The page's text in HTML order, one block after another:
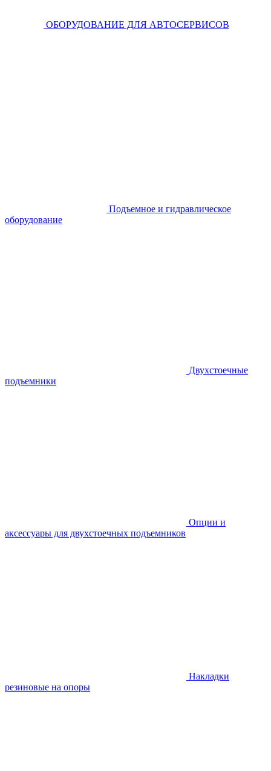
ОБОРУДОВАНИЕ ДЛЯ АВТОСЕРВИСОВ
Подъемное и гидравлическое
оборудование
Двухстоечные
подъемники
Опции и
аксессуары для двухстоечных подъемников
Накладки
резиновые на опоры